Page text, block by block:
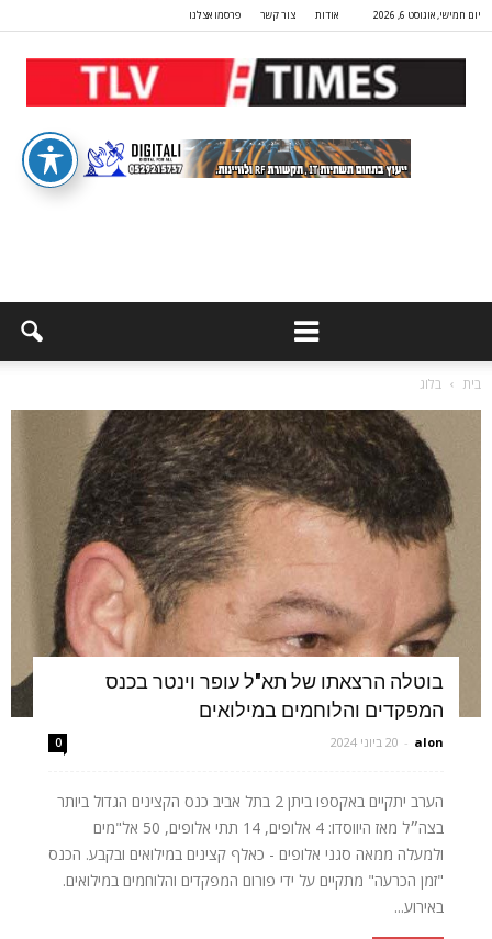
יום חמישי, אוגוסט 6, 2026 אודות צור קשר פרסמו אצלנו
בית בלוג
בוטלה הרצאתו של תא"ל עופר וינטר בכנס
המפקדים והלוחמים במילואים
alon
- 20 ביוני 2024 0
הערב יתקיים באקספו ביתן 2 בתל אביב כנס הקצינים הגדול ביותר
בצה״ל מאז היווסדו: 4 אלופים, 14 תתי אלופים, 50 אל"מים
ולמעלה ממאה סגני אלופים - כאלף קצינים במילואים ובקבע. הכנס
"זמן הכרעה" מתקיים על ידי פורום המפקדים והלוחמים במילואים.
באירוע...